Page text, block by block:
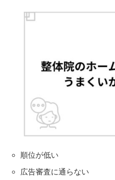
順位が低い
広告審査に通らない